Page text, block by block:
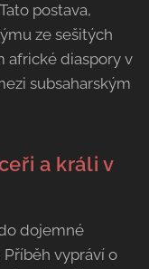
postava,
ze sešitých
africké diaspory v
subsaharským
a králi v
dojemné
vypráví o